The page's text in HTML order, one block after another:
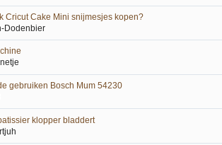
Cricut Cake Mini snijmesjes kopen?
Dodenbier
gebruiken Bosch Mum 54230
klopper bladdert